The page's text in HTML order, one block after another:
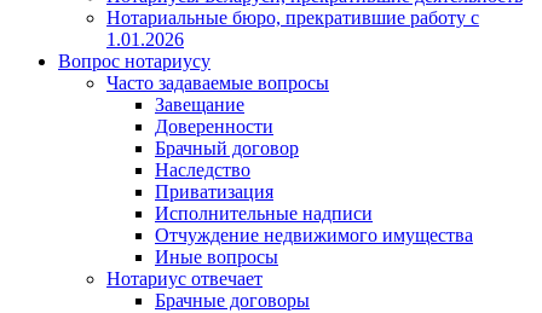
Нотариальные бюро, прекратившие работу с
1.01.2026
Вопрос нотариусу
Часто задаваемые вопросы
Завещание
Доверенности
Брачный договор
Наследство
Приватизация
Исполнительные надписи
Отчуждение недвижимого имущества
Иные вопросы
Нотариус отвечает
Брачные договоры